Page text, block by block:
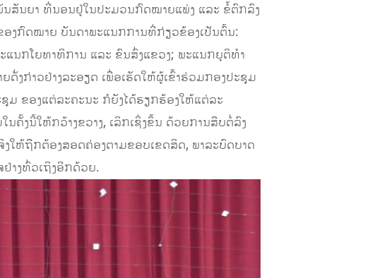
ສັນຍາ ທີ່ນອນຢູ່ໃນປະມວນກົດໝາຍແພ່ງ ແລະ ຂໍ້ຕົກລົງ
ອງກົດໝາຍ ບັນດາພະແນກການທີ່ກ່ຽວຂ້ອງເປັນຕົ້ນ:
ນກໂຍທາທິການ ແລະ ຂົນສົ່ງແຂວງ; ພະແນກຍຸຕິທຳ
ງກ່າວຢ່າງລະອຽດ ເພື່ອເຮັດໃຫ້ຜູ້ເຂົ້າຮ່ວມກອງປະຊຸມ
ມ ຂອງແຕ່ລະຄະນະ ກໍຍັງໄດ້ຮຽກຮ້ອງໃຫ້ແຕ່ລະ
ງນີ້ໃຫ້ກວ້າງຂວາງ, ເລິກເຊິ່ງຂຶ້ນ ດ້ວຍການສືບຕໍ່ລົງ
ໃຫ້ຖືກຕ້ອງສອດຄ່ອງຕາມຂອບເຂດສິດ, ພາລະບົດບາດ
າງທົ່ວເຖິງອີກດ້ວຍ.